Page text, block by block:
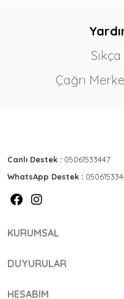
Çağrı
Canlı Destek : 05061533447
WhatsApp Destek :
KURUMSAL
DUYURULAR
HESABIM